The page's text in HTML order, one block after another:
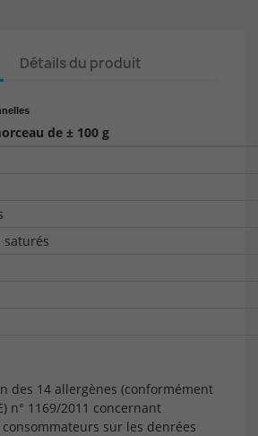
Détails du produit
de ± 100 g
saturés
des 14 allergènes (conformément
n° 1169/2011 concernant
sur les denrées